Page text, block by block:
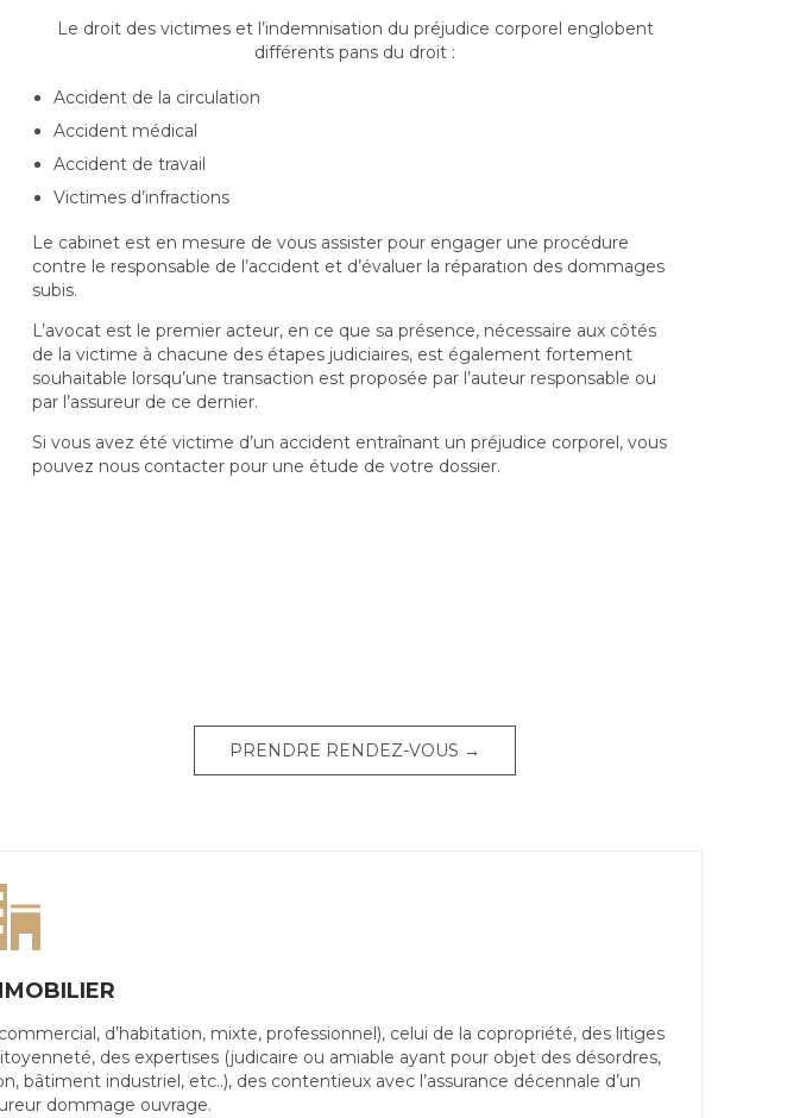
Le droit des victimes et l’indemnisation du préjudice corporel englobent
différents pans du droit :
Accident de la circulation
Accident médical
Accident de travail
Victimes d’infractions
Le cabinet est en mesure de vous assister pour engager une procédure
contre le responsable de l’accident et d’évaluer la réparation des dommages
subis.
L’avocat est le premier acteur, en ce que sa présence, nécessaire aux côtés
de la victime à chacune des étapes judiciaires, est également fortement
souhaitable lorsqu’une transaction est proposée par l’auteur responsable ou
par l’assureur de ce dernier.
Si vous avez été victime d’un accident entraînant un préjudice corporel, vous
pouvez nous contacter pour une étude de votre dossier.
PRENDRE RENDEZ-VOUS →
d’habitation, mixte, professionnel), celui de la copropriété, des litiges
des expertises (judicaire ou amiable ayant pour objet des désordres,
industriel, etc..), des contentieux avec l’assurance décennale d’un
dommage ouvrage.